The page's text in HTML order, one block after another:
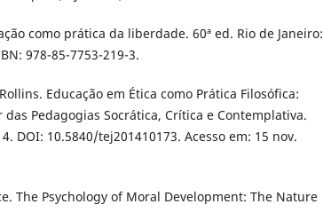
como prática da liberdade. 60ª ed. Rio de Janeiro:
978-85-7753-219-3.
Educação em Ética como Prática Filosófica:
Pedagogias Socrática, Crítica e Contemplativa.
DOI: 10.5840/tej201410173. Acesso em: 15 nov.
The Psychology of Moral Development: The Nature